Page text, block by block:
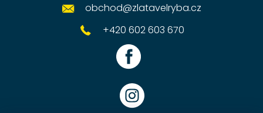
obchod@zlatavelryba.cz
+420 602 603 670